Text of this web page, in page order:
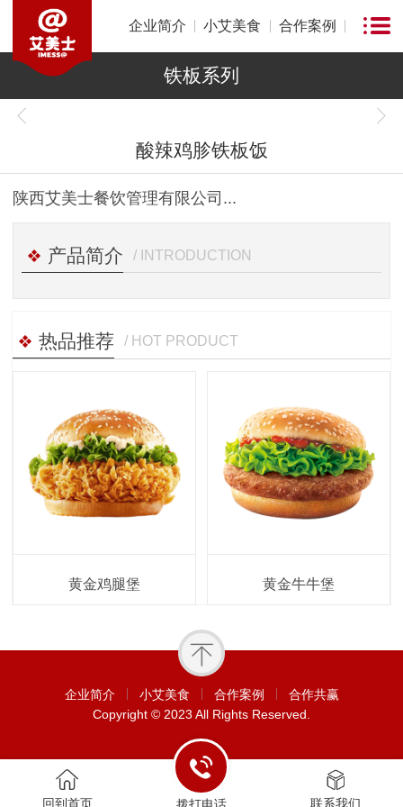
企业简介 小艾美食 合作案例
铁板系列
1of1
酸辣鸡胗铁板饭
陕西艾美士餐饮管理有限公司...
产品简介 / INTRODUCTION
热品推荐 / HOT PRODUCT
黄金鸡腿堡 黄金牛牛堡
企业简介 小艾美食 合作案例
合作共赢
Copyright © 2023 All Rights Reserved.
回到首页 联系我们